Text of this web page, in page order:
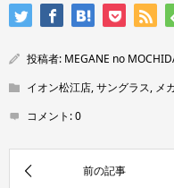
投稿者: MEGANE no
イオン松江店,サングラス, メ
コメント:0